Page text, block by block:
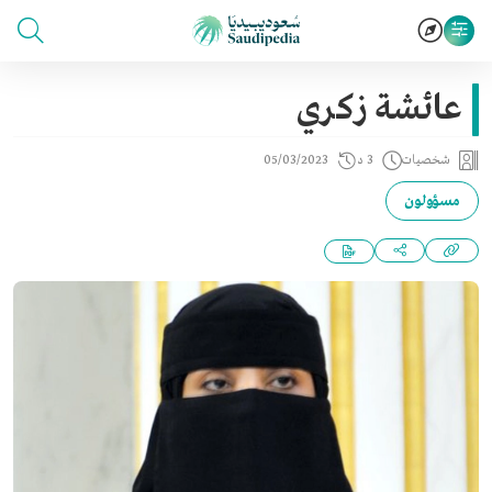
عائشة زكري
شخصيات 3 د 05/03/2023
مسؤولون